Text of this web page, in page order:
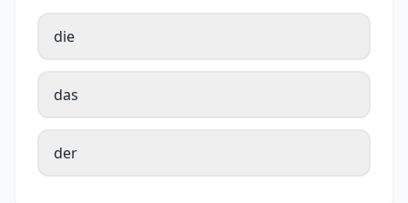
die
das
der